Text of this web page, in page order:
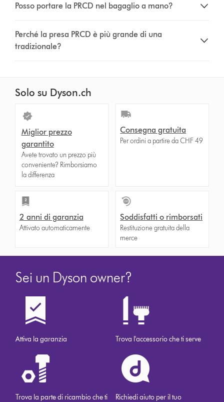
Posso portare la PRCD nel bagaglio a mano?
Perché la presa PRCD è più grande di una
tradizionale?
Solo su Dyson.ch
Miglior prezzo
garantito
Avete trovato un prezzo più
conveniente? Rimborsiamo
la differenza
Consegna gratuita
Per ordini a partire da CHF 49
2 anni di garanzia
Attivato automaticamente
Soddisfatti o rimborsati
Restituzione gratuita della
merce
Sei un Dyson owner?
Attiva la garanzia Trova l'accessorio che ti serve
Trova la parte di ricambio che ti
Richiedi aiuto per il tuo